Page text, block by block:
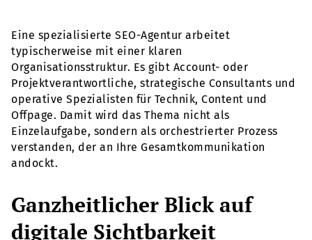
Eine spezialisierte SEO-Agentur arbeitet
typischerweise mit einer klaren
Organisationsstruktur. Es gibt Account- oder
Projektverantwortliche, strategische Consultants und
operative Spezialisten für Technik, Content und
Offpage. Damit wird das Thema nicht als
Einzelaufgabe, sondern als orchestrierter Prozess
verstanden, der an Ihre Gesamtkommunikation
andockt.
Ganzheitlicher Blick auf
digitale Sichtbarkeit